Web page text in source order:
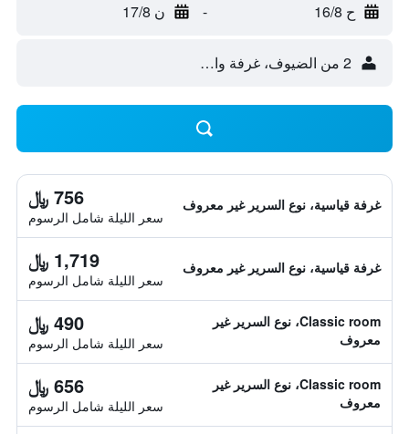
ح 16/8 - ن 17/8
2 من الضيوف، غرفة واحدة
غرفة قياسية، نوع السرير غير معروف 756 ﷼
سعر الليلة شامل الرسوم
غرفة قياسية، نوع السرير غير معروف 1,719 ﷼
سعر الليلة شامل الرسوم
Classic room، نوع السرير غير
معروف
490 ﷼
سعر الليلة شامل الرسوم
Classic room، نوع السرير غير
معروف
656 ﷼
سعر الليلة شامل الرسوم